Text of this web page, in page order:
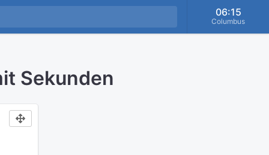
06:16
Columbus
Sekunden